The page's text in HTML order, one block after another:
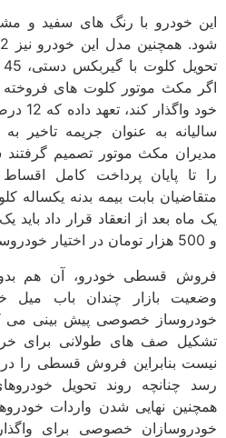
این خودرو با رنگ های سفید و
اگر مکث موتور کلوت های فروخته
خود
سالیانه به عنوان جریمه تاخیر
مدیران مکث موتور تصمیم
را تا پایان پرداخت کامل
متقاضیان بابت بیمه بدنه یکساله
و 500 هزار تومان در اختیار خودروساز قرار دهند.
فروش قسطی خودرو، آن هم
وضعیت بازار چندان باب میل
خودروساز خصوصی پیش بینی می
تشکیل صف های طولانی برای
نیست بنابراین فروش قسطی را در
رسد چنانچه روند تحویل
همچنین نهایی شدن واردات
خودروسازان خصوصی برای